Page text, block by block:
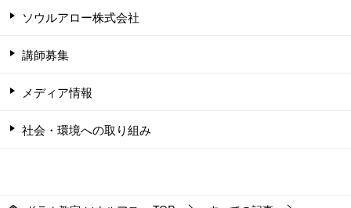
ソウルアロー株式会社
講師募集
メディア情報
社会・環境への取り組み